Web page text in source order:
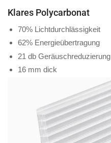
Klares Polycarbonat
70% Lichtdurchlässigkeit
62% Energieübertragung
21 db Geräuschreduzierung
16 mm dick